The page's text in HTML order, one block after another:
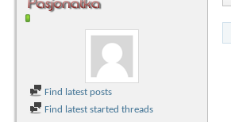
Find latest posts
Find latest started threads